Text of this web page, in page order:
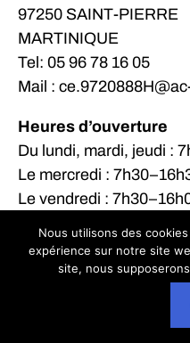
97250 SAINT-PIERRE
MARTINIQUE
Tel: 05 96 78 16 05
Mail :
Heures d’ouverture
Du lundi, mardi, jeudi :
Le mercredi :
Le vendredi :
© 2026LPO Victor Anicet
Nous utilisons des
expérience sur notre site
site, nous